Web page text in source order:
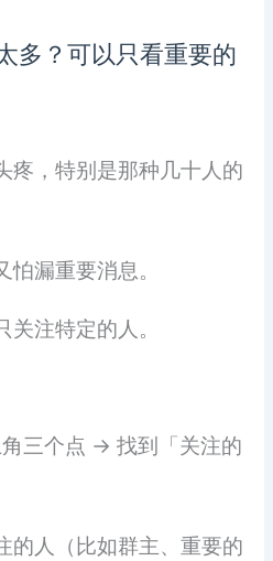
多？可以只看重要的
疼，特别是那种几十人的
漏重要消息。
注特定的人。
三个点 → 找到「关注的
的人（比如群主、重要的